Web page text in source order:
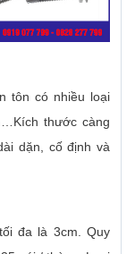
tôn có nhiều loại
thước càng
dặn, cố định và
đa là 3cm. Quy